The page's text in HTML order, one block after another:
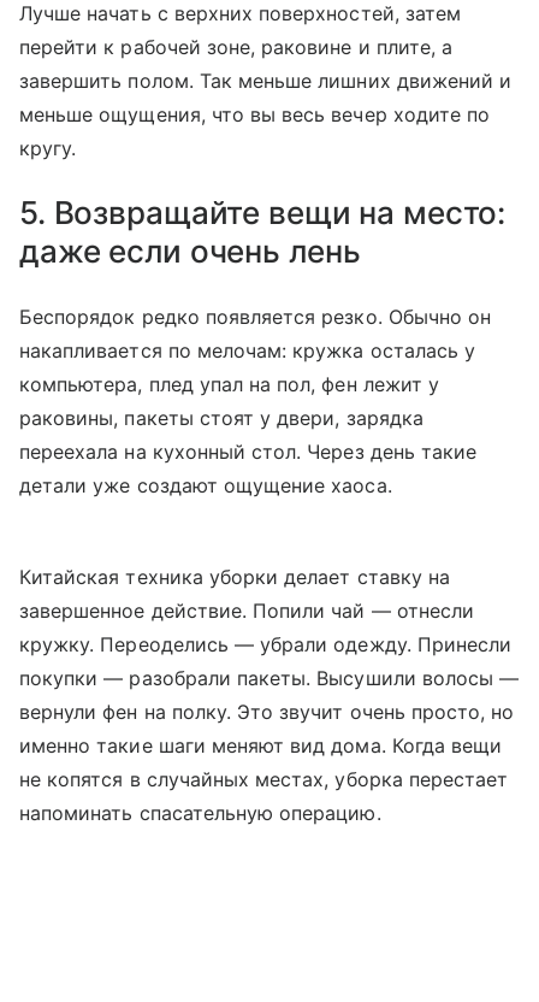
Лучше начать с верхних поверхностей, затем
перейти к рабочей зоне, раковине и плите, а
завершить полом. Так меньше лишних движений и
меньше ощущения, что вы весь вечер ходите по
кругу.
5. Возвращайте вещи на место:
даже если очень лень
Беспорядок редко появляется резко. Обычно он
накапливается по мелочам: кружка осталась у
компьютера, плед упал на пол, фен лежит у
раковины, пакеты стоят у двери, зарядка
переехала на кухонный стол. Через день такие
детали уже создают ощущение хаоса.
Китайская техника уборки делает ставку на
завершенное действие. Попили чай — отнесли
кружку. Переоделись — убрали одежду. Принесли
покупки — разобрали пакеты. Высушили волосы —
вернули фен на полку. Это звучит очень просто, но
именно такие шаги меняют вид дома. Когда вещи
не копятся в случайных местах, уборка перестает
напоминать спасательную операцию.